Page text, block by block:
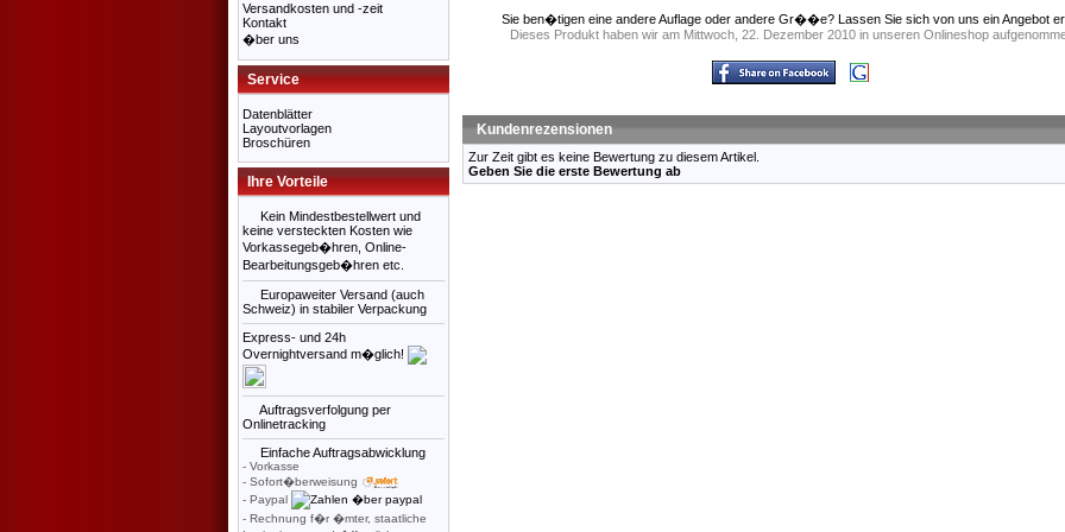
Versandkosten und -zeit
Kontakt
�ber uns
Service
Datenblätter
Layoutvorlagen
Broschüren
Ihre Vorteile
Kein Mindestbestellwert und
keine versteckten Kosten wie
Vorkassegeb�hren, Online-
Bearbeitungsgeb�hren etc.
Europaweiter Versand (auch
Schweiz) in stabiler Verpackung
Express- und 24h
Overnightversand m�glich!
Auftragsverfolgung per
Onlinetracking
Einfache Auftragsabwicklung
- Vorkasse
- Sofort�berweisung
- Paypal
- Rechnung f�r �mter, staatliche
Sie ben�tigen eine andere Auflage oder andere Gr��e? Lassen Sie sich von uns ein Angebot
Dieses Produkt haben wir am Mittwoch, 22. Dezember 2010 in unseren Onlineshop
Kundenrezensionen
Zur Zeit gibt es keine Bewertung zu diesem Artikel.
Geben Sie die erste Bewertung ab